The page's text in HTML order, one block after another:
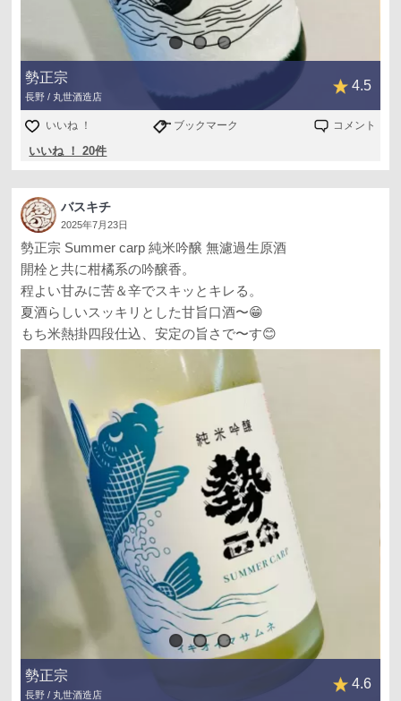
勢正宗
長野 / 丸世酒造店
4.5
いいね ！ ブックマーク コメント
いいね ！ 20件
バスキチ
2025年7月23日
勢正宗 Summer carp 純米吟醸 無濾過生原酒
開栓と共に柑橘系の吟醸香。
程よい甘みに苦＆辛でスキッとキレる。
夏酒らしいスッキリとした甘旨口酒〜😁
もち米熱掛四段仕込、安定の旨さで〜す😊
勢正宗
長野 / 丸世酒造店
4.6